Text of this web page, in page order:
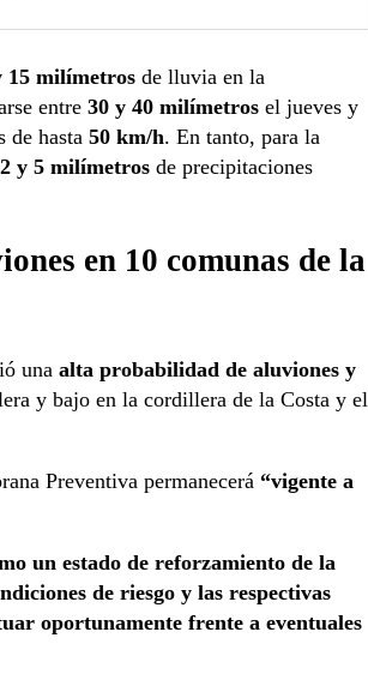
15 milímetros de lluvia en la
entre 30 y 40 milímetros el jueves y
de hasta 50 km/h. En tanto, para la
2 y 5 milímetros de precipitaciones
en 10 comunas de la
una alta probabilidad de aluviones y
y bajo en la cordillera de la Costa y el
Preventiva permanecerá “vigente a
un estado de reforzamiento de la
de riesgo y las respectivas
oportunamente frente a eventuales